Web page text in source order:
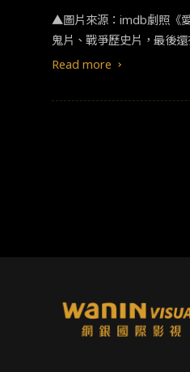
擊，短時間成為熱門網路
的朋友，可以於台灣的
Read more